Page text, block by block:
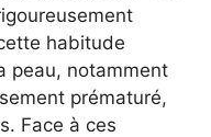
habitude
peau, notamment
prématuré,
Face à ces